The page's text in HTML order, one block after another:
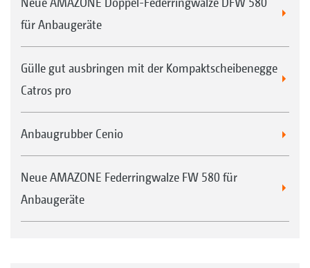
für Anbaugeräte
Gülle gut ausbringen mit der Kompaktscheibenegge
Catros pro
Anbaugrubber Cenio
Neue AMAZONE Federringwalze FW 580 für
Anbaugeräte